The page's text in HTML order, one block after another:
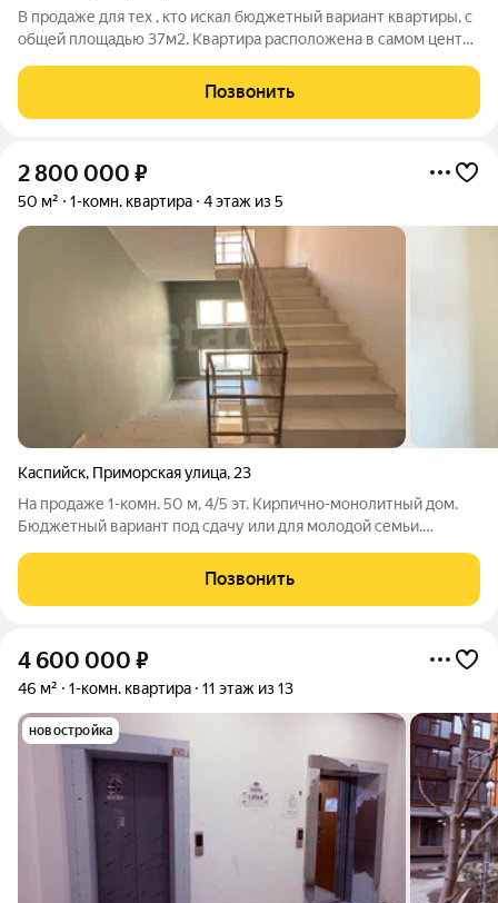
В продаже для тех , кто искал бюджетный вариант квартиры, с
общей площадью 37м2. Квартира расположена в самом центре
требует обновления. Все, что есть на фотографиях остается.
Раннее сдавалась
Позвонить
2 800 000 ₽
50 м² 1-комн. квартира 4 этаж из 5
Каспийск, Приморская улица, 23
На продаже 1-комн. 50 м, 4/5 эт. Кирпично-монолитный дом.
Бюджетный вариант под сдачу или для молодой семьи.
монолитный, внутри каркас Квартира 1к Расположение: ШколаПозвонить
4 600 000 ₽
46 м² 1-комн. квартира 11 этаж из 13
новостройка